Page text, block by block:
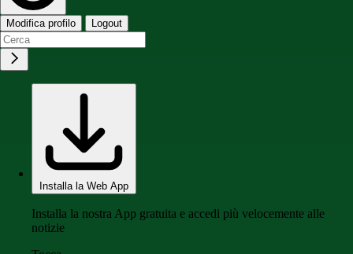
Modifica profilo Logout
Installa la Web App
Installa la nostra App gratuita e accedi più velocemente alle
notizie